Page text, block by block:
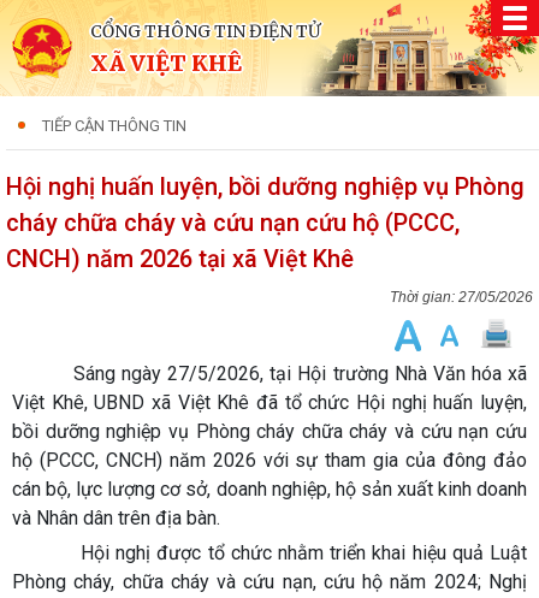
CỔNG THÔNG TIN ĐIỆN TỬ
XÃ VIỆT KHÊ
TIẾP CẬN THÔNG TIN
Hội nghị huấn luyện, bồi dưỡng nghiệp vụ Phòng
cháy chữa cháy và cứu nạn cứu hộ (PCCC,
CNCH) năm 2026 tại xã Việt Khê
27/05/2026
Sáng ngày 27/5/2026, tại Hội trường Nhà Văn hóa xã
Việt Khê, UBND xã Việt Khê đã tổ chức Hội nghị huấn luyện,
bồi dưỡng nghiệp vụ Phòng cháy chữa cháy và cứu nạn cứu
hộ (PCCC, CNCH) năm 2026 với sự tham gia của đông đảo
cán bộ, lực lượng cơ sở, doanh nghiệp, hộ sản xuất kinh doanh
và Nhân dân trên địa bàn.
Hội nghị được tổ chức nhằm triển khai hiệu quả Luật
Phòng cháy, chữa cháy và cứu nạn, cứu hộ năm 2024; Nghị